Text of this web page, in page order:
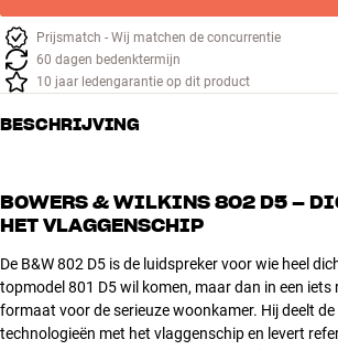
Prijsmatch - Wij matchen de concurrentie
60 dagen bedenktermijn
10 jaar ledengarantie op dit product
BESCHRIJVING
BOWERS & WILKINS 802 D5 –
HET VLAGGENSCHIP
De B&W 802 D5 is de luidspreker voor wie heel
topmodel 801 D5 wil komen, maar dan in een iets
formaat voor de serieuze woonkamer. Hij deelt
technologieën met het vlaggenschip en levert